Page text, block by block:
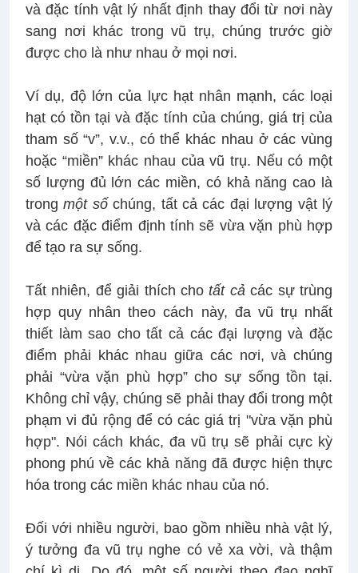
và đặc tính vật lý nhất định thay đổi từ nơi này
sang nơi khác trong vũ trụ, chúng trước giờ
được cho là như nhau ở mọi nơi.
Ví dụ, độ lớn của lực hạt nhân mạnh, các loại
hạt có tồn tại và đặc tính của chúng, giá trị của
tham số “v”, v.v., có thể khác nhau ở các vùng
hoặc “miền” khác nhau của vũ trụ. Nếu có một
số lượng đủ lớn các miền, có khả năng cao là
trongmột sốchúng, tất cả các đại lượng vật lý
và các đặc điểm định tính sẽ vừa vặn phù hợp
để tạo ra sự sống.
Tất nhiên, để giải thích chotất cả các sự trùng
hợp quy nhân theo cách này, đa vũ trụ nhất
thiết làm sao cho tất cả các đại lượng và đặc
điểm phải khác nhau giữa các nơi, và chúng
phải “vừa vặn phù hợp” cho sự sống tồn tại.
Không chỉ vậy, chúng sẽ phải thay đổi trong một
phạm vi đủ rộng để có các giá trị "vừa vặn phù
hợp". Nói cách khác, đa vũ trụ sẽ phải cực kỳ
phong phú về các khả năng đã được hiện thực
hóa trong các miền khác nhau của nó.
Đối với nhiều người, bao gồm nhiều nhà vật lý,
ý tưởng đa vũ trụ nghe có vẻ xa vời, và thậm